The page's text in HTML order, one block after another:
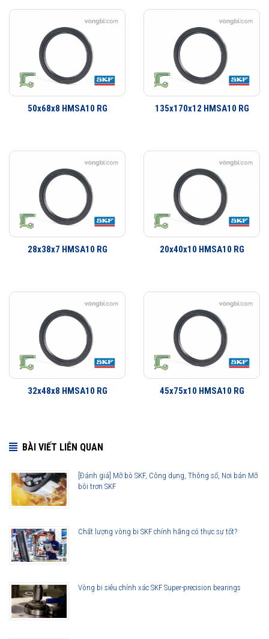
Download Catalogue Phớt chặn dầu SKF
Phớt là một bộ phận quan trọng trong việc che chắn bảo vệ vòng bi.
Dãy sản phẩm của SKF bao gồm các loại phớt tiếp xúc với bề mặt cố
yêu cầu ứng dụng công nghiệp. SKF có thể cung cấp các giải pháp
làm kín cho khách hàng từ thiết kế đến sản xuất số lượng lớn, từ lắp
cho thiết bị ban đầu đến thị trường thay thế sau đó.
15x26x7 HMSA10 RG được phân phối chính hãng
Đại lý ủy quyền SKF chính hãng - SKF Authorized Distributor
999
50x68x8 HMSA10 RG 135x170x12 HMSA10 RG
28x38x7 HMSA10 RG 20x40x10 HMSA10 RG
32x48x8 HMSA10 RG 45x75x10 HMSA10 RG
BÀI VIẾT LIÊN QUAN
[Đánh giá] Mỡ bò SKF, Công dụng, Thông số, Nơi bán Mỡ
bôi trơn SKF
Chất lượng vòng bi SKF chính hãng có thực sự tốt?
Vòng bi siêu chính xác SKF Super-precision bearings